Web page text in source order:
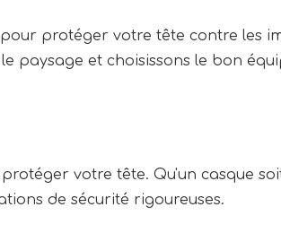
protéger votre tête contre les
paysage et choisissons le bon
votre tête. Qu'un casque
de sécurité rigoureuses.